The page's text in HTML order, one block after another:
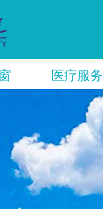
医疗服务